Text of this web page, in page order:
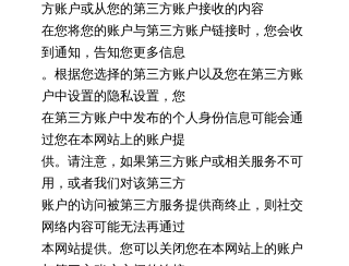
方账户或从您的第三方账户接收的内容
在您将您的账户与第三方账户链接时，您会收
到通知，告知您更多信息
。根据您选择的第三方账户以及您在第三方账
户中设置的隐私设置，您
在第三方账户中发布的个人身份信息可能会通
过您在本网站上的账户提
供。请注意，如果第三方账户或相关服务不可
用，或者我们对该第三方
账户的访问被第三方服务提供商终止，则社交
网络内容可能无法再通过
本网站提供。您可以关闭您在本网站上的账户